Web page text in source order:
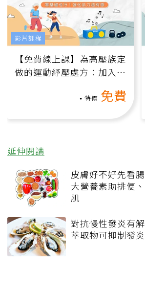
【免費線上課】為高壓族定
做的運動紓壓處方：加入行
特價 免費
影片課程
延伸閱讀
皮膚好不好先看
大營養素助排便
肌
對抗慢性發炎有
萃取物可抑制發